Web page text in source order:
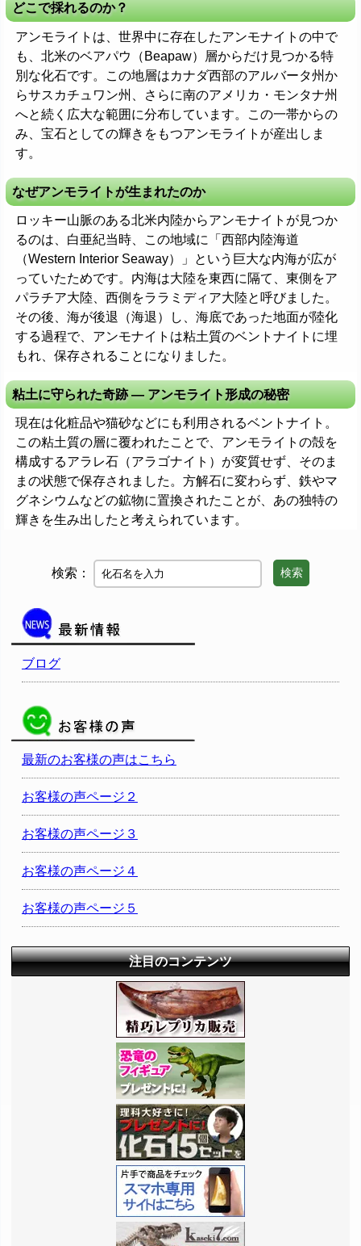
どこで採れるのか？
アンモライトは、世界中に存在したアンモナイトの中で
も、北米のベアパウ（Beapaw）層からだけ見つかる特
別な化石です。この地層はカナダ西部のアルバータ州か
らサスカチュワン州、さらに南のアメリカ・モンタナ州
へと続く広大な範囲に分布しています。この一帯からの
み、宝石としての輝きをもつアンモライトが産出しま
す。
なぜアンモライトが生まれたのか
ロッキー山脈のある北米内陸からアンモナイトが見つか
るのは、白亜紀当時、この地域に「西部内陸海道
（Western Interior Seaway）」という巨大な内海が広が
っていたためです。内海は大陸を東西に隔て、東側をア
パラチア大陸、西側をララミディア大陸と呼びました。
その後、海が後退（海退）し、海底であった地面が陸化
する過程で、アンモナイトは粘土質のベントナイトに埋
もれ、保存されることになりました。
粘土に守られた奇跡 ― アンモライト形成の秘密
現在は化粧品や猫砂などにも利用されるベントナイト。
この粘土質の層に覆われたことで、アンモライトの殻を
構成するアラレ石（アラゴナイト）が変質せず、そのま
まの状態で保存されました。方解石に変わらず、鉄やマ
グネシウムなどの鉱物に置換されたことが、あの独特の
輝きを生み出したと考えられています。
検索： 検索
ブログ
最新のお客様の声はこちら
お客様の声ページ２
お客様の声ページ３
お客様の声ページ４
お客様の声ページ５
注目のコンテンツ